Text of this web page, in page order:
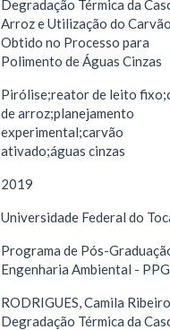
Degradação Térmica da
Arroz e Utilização do
Obtido no Processo para
Polimento de Águas Cinzas
Pirólise;reator de leito
de arroz;planejamento
experimental;carvão
ativado;águas cinzas
2019
Universidade Federal do
Programa de Pós-
Engenharia Ambiental -
RODRIGUES, Camila
Degradação Térmica da